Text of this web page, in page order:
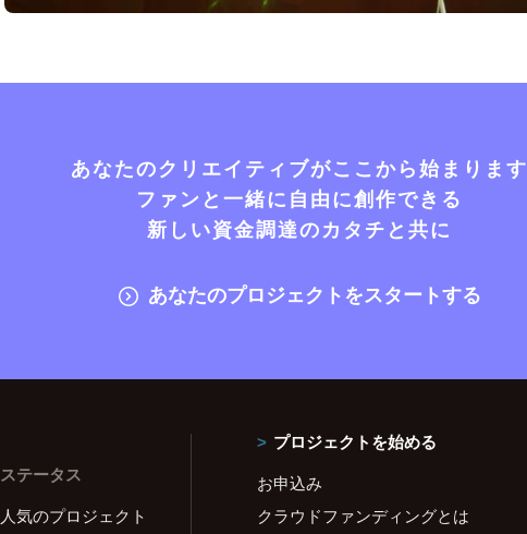
あなたのクリエイティブがここから始まります
ファンと一緒に自由に創作できる
新しい資金調達のカタチと共に
あなたのプロジェクトをスタートする
ステータス
人気のプロジェクト
プロジェクトを始める
お申込み
クラウドファンディングとは